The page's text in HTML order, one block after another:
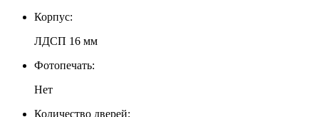
Корпус:
ЛДСП 16 мм
Фотопечать:
Нет
Количество дверей: